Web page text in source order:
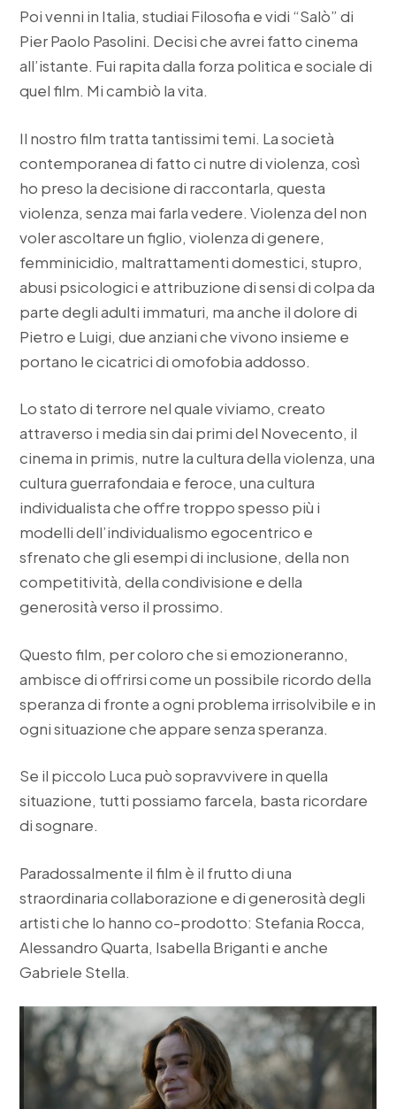
Poi venni in Italia, studiai Filosofia e vidi “Salò” di
Pier Paolo Pasolini. Decisi che avrei fatto cinema
all’istante. Fui rapita dalla forza politica e sociale di
quel film. Mi cambiò la vita.
Il nostro film tratta tantissimi temi. La società
contemporanea di fatto ci nutre di violenza, così
ho preso la decisione di raccontarla, questa
violenza, senza mai farla vedere. Violenza del non
voler ascoltare un figlio, violenza di genere,
femminicidio, maltrattamenti domestici, stupro,
abusi psicologici e attribuzione di sensi di colpa da
parte degli adulti immaturi, ma anche il dolore di
Pietro e Luigi, due anziani che vivono insieme e
portano le cicatrici di omofobia addosso.
Lo stato di terrore nel quale viviamo, creato
attraverso i media sin dai primi del Novecento, il
cinema in primis, nutre la cultura della violenza, una
cultura guerrafondaia e feroce, una cultura
individualista che offre troppo spesso più i
modelli dell’individualismo egocentrico e
sfrenato che gli esempi di inclusione, della non
competitività, della condivisione e della
generosità verso il prossimo.
Questo film, per coloro che si emozioneranno,
ambisce di offrirsi come un possibile ricordo della
speranza di fronte a ogni problema irrisolvibile e in
ogni situazione che appare senza speranza.
Se il piccolo Luca può sopravvivere in quella
situazione, tutti possiamo farcela, basta ricordare
di sognare.
Paradossalmente il film è il frutto di una
straordinaria collaborazione e di generosità degli
artisti che lo hanno co-prodotto: Stefania Rocca,
Alessandro Quarta, Isabella Briganti e anche
Gabriele Stella.